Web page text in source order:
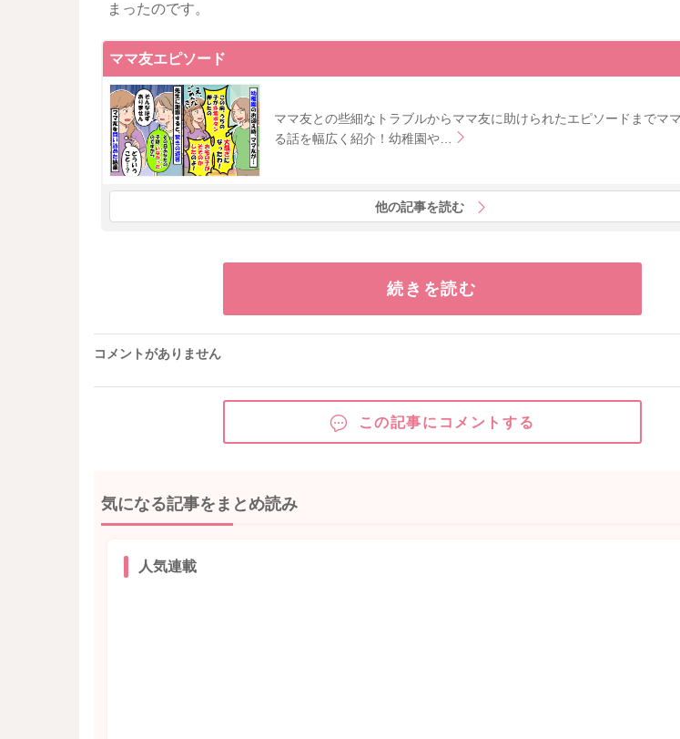
まったのです。
ママ友エピソード
ママ友との些細なトラブルからママ友に助けられたエピソードまでマ
る話を幅広く紹介！幼稚園や…
他の記事を読む
続きを読む
コメントがありません
この記事にコメントする
気になる記事をまとめ読み
人気連載